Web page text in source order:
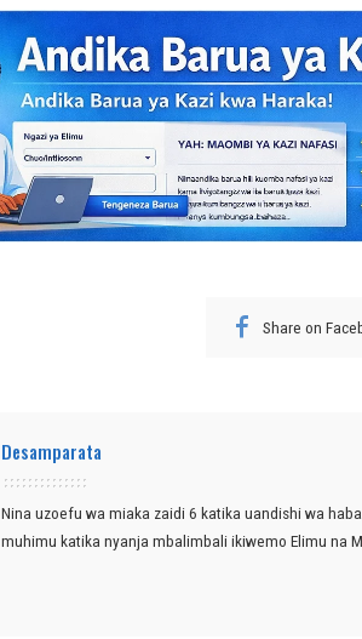
Share on
Desamparata
Nina uzoefu wa miaka zaidi 6 katika uandishi wa
muhimu katika nyanja mbalimbali ikiwemo Elimu na